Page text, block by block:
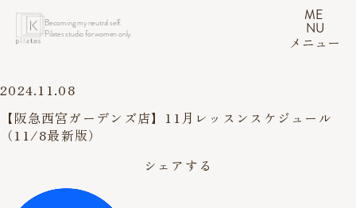
Becoming my neutral self.
Pilates studio for women only.
ME
NU
メニュー
2024.11.08
【阪急西宮ガーデンズ店】11月レッスンスケジュール
（11/8最新版）
シェアする